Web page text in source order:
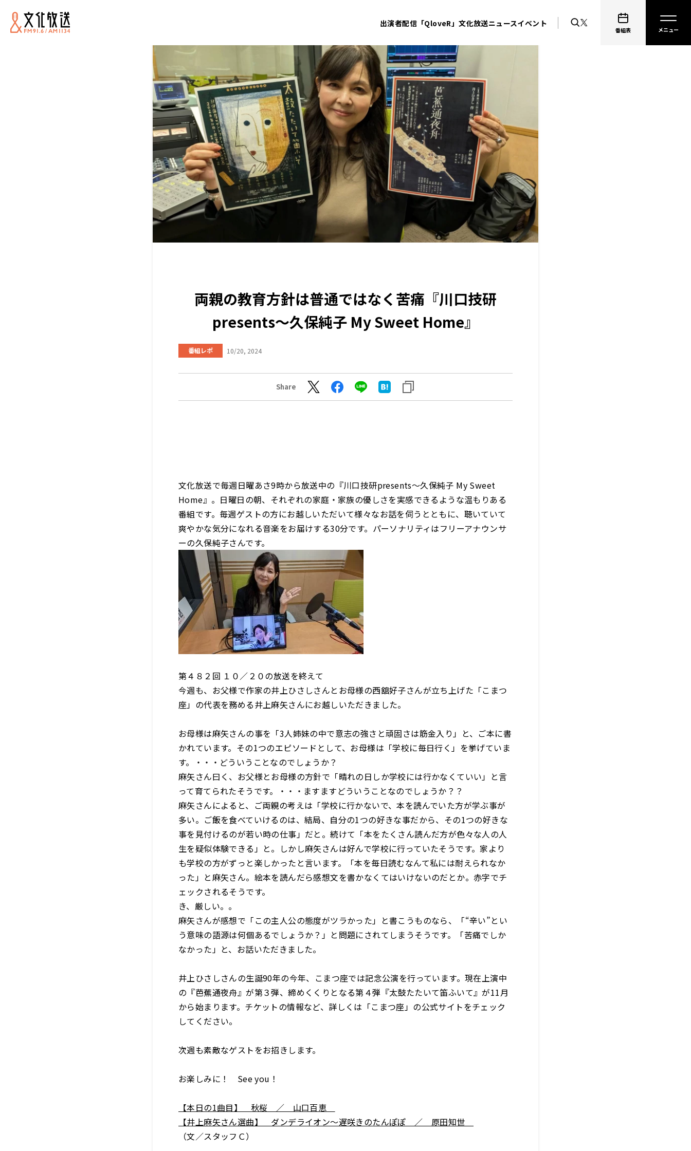
出演者配信「QloveR」文化放送ニュースイベント
番組表
両親の教育方針は普通ではなく苦痛『川口技研
presents～久保純子 My Sweet Home』
番組レポ 10/20, 2024
Share
文化放送で毎週日曜あさ9時から放送中の『川口技研presents～久保純子 My Sweet
Home』。日曜日の朝、それぞれの家庭・家族の優しさを実感できるような温もりある
番組です。毎週ゲストの方にお越しいただいて様々なお話を伺うとともに、聴いていて
爽やかな気分になれる音楽をお届けする30分です。パーソナリティはフリーアナウンサ
ーの久保純子さんです。
第４８２回 １０／２０の放送を終えて
今週も、お父様で作家の井上ひさしさんとお母様の西舘好子さんが立ち上げた「こまつ
座」の代表を務める井上麻矢さんにお越しいただきました。
お母様は麻矢さんの事を「3人姉妹の中で意志の強さと頑固さは筋金入り」と、ご本に書
かれています。その1つのエピソードとして、お母様は「学校に毎日行く」を挙げていま
す。・・・どういうことなのでしょうか？
麻矢さん曰く、お父様とお母様の方針で「晴れの日しか学校には行かなくていい」と言
って育てられたそうです。・・・ますますどういうことなのでしょうか？？
麻矢さんによると、ご両親の考えは「学校に行かないで、本を読んでいた方が学ぶ事が
多い。ご飯を食べていけるのは、結局、自分の1つの好きな事だから、その1つの好きな
事を見付けるのが若い時の仕事」だと。続けて「本をたくさん読んだ方が色々な人の人
生を疑似体験できる」と。しかし麻矢さんは好んで学校に行っていたそうです。家より
も学校の方がずっと楽しかったと言います。「本を毎日読むなんて私には耐えられなか
った」と麻矢さん。絵本を読んだら感想文を書かなくてはいけないのだとか。赤字でチ
ェックされるそうです。
き、厳しい。。
麻矢さんが感想で「この主人公の態度がツラかった」と書こうものなら、「“辛い”とい
う意味の語源は何個あるでしょうか？」と問題にされてしまうそうです。「苦痛でしか
なかった」と、お話いただきました。
井上ひさしさんの生誕90年の今年、こまつ座では記念公演を行っています。現在上演中
の『芭蕉通夜舟』が第３弾、締めくくりとなる第４弾『太鼓たたいて笛ふいて』が11月
から始まります。チケットの情報など、詳しくは「こまつ座」の公式サイトをチェック
してください。
次週も素敵なゲストをお招きします。
お楽しみに！ See you！
【本日の1曲目】 秋桜 ／ 山口百恵
【井上麻矢さん選曲】 ダンデライオン～遅咲きのたんぽぽ ／ 原田知世
（文／スタッフＣ）